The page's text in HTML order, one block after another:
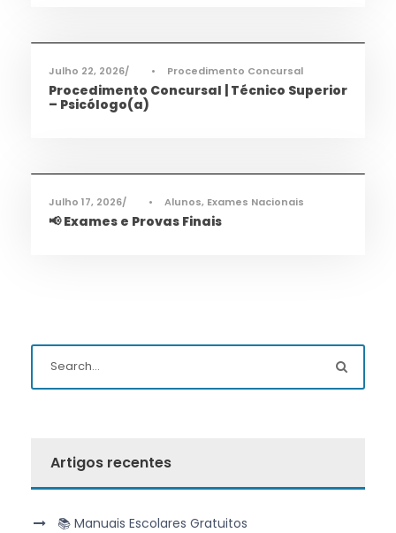
Julho 22, 2026 • Procedimento Concursal
Procedimento Concursal | Técnico Superior
– Psicólogo(a)
Julho 17, 2026 • Alunos, Exames Nacionais
📢 Exames e Provas Finais
Artigos recentes
📚 Manuais Escolares Gratuitos